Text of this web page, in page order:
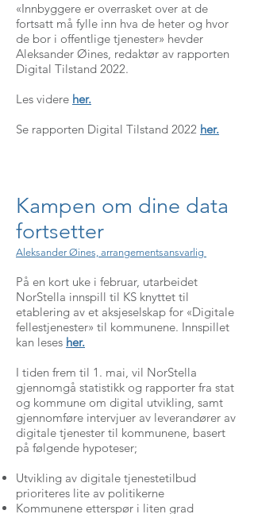
«Innbyggere er overrasket over at de
fortsatt må fylle inn hva de heter og hvor
de bor i offentlige tjenester» hevder
Aleksander Øines, redaktør av rapporten
Digital Tilstand 2022.
Les videre her.
Se rapporten Digital Tilstand 2022 her.
Kampen om dine data
fortsetter
Aleksander Øines, arrangementsansvarlig
På en kort uke i februar, utarbeidet
NorStella innspill til KS knyttet til
etablering av et aksjeselskap for «Digitale
fellestjenester» til kommunene. Innspillet
kan leses her.
I tiden frem til 1. mai, vil NorStella
gjennomgå statistikk og rapporter fra stat
og kommune om digital utvikling, samt
gjennomføre intervjuer av leverandører av
digitale tjenester til kommunene, basert
på følgende hypoteser;
Utvikling av digitale tjenestetilbud
prioriteres lite av politikerne
Kommunene etterspør i liten grad